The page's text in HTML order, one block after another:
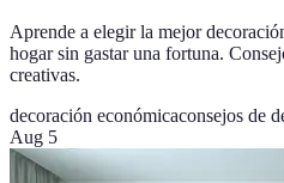
Aprende a elegir la mejor
hogar sin gastar una fortuna.
creativas.
decoración económicaconsejos de
Aug 5